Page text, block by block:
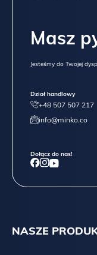
NASZE
Masz
Jesteśmy do Twojej
Dział handlowy
+48 507 507 217
info@minko.co
Dołącz do nas!